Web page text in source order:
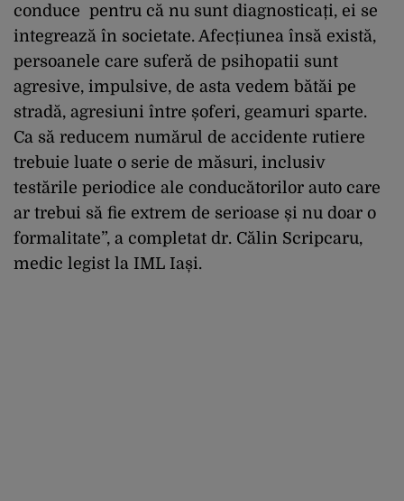
conduce pentru că nu sunt diagnosticați, ei se
integrează în societate. Afecțiunea însă există,
persoanele care suferă de psihopatii sunt
agresive, impulsive, de asta vedem bătăi pe
stradă, agresiuni între șoferi, geamuri sparte.
Ca să reducem numărul de accidente rutiere
trebuie luate o serie de măsuri, inclusiv
testările periodice ale conducătorilor auto care
ar trebui să fie extrem de serioase și nu doar o
formalitate”, a completat dr. Călin Scripcaru,
medic legist la IML Iași.